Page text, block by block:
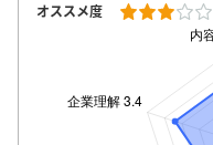
オススメ度